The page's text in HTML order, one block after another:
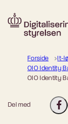
Gå til forsiden
Forside It-
OIO Identity
OIO Identity
Del med